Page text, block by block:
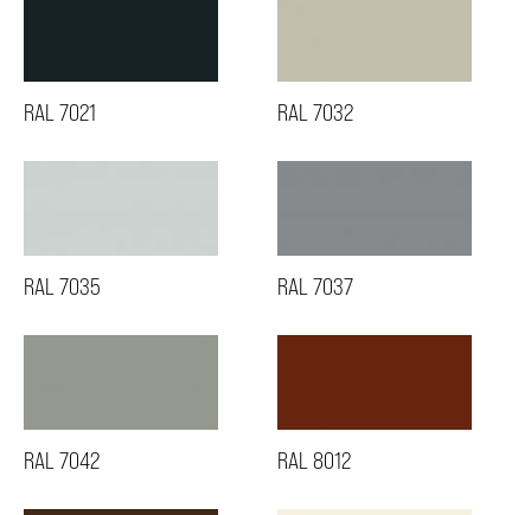
RAL 7021 RAL 7032
RAL 7035 RAL 7037
RAL 7042 RAL 8012